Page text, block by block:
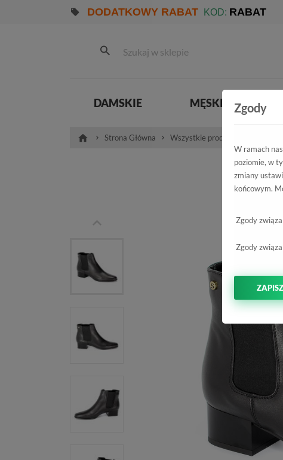
DODATKOWY RABAT KOD: RABAT
DAMSKIE MĘSKIE
Strona Główna Wszystkie produkty
Zgody
W ramach
poziomie, w
zmiany
końcowym.
Zgody
Zgody
ZAPISZ